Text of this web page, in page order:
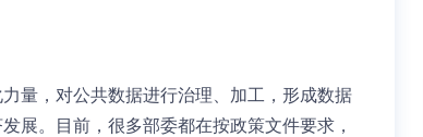
量，对公共数据进行治理、加工，形成数据
展。目前，很多部委都在按政策文件要求，